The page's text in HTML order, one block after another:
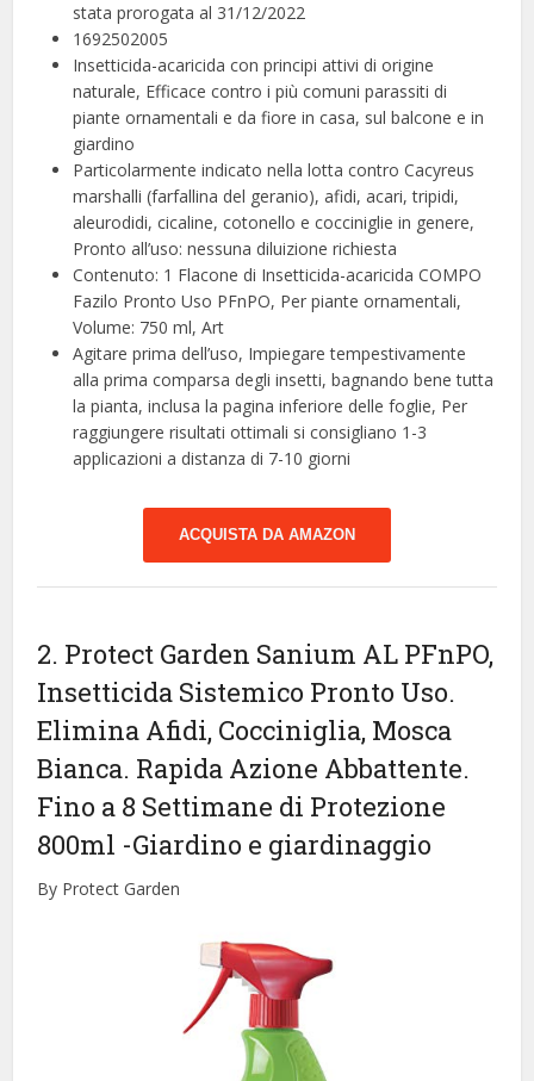
stata prorogata al 31/12/2022
1692502005
Insetticida-acaricida con principi attivi di origine
naturale, Efficace contro i più comuni parassiti di
piante ornamentali e da fiore in casa, sul balcone e in
giardino
Particolarmente indicato nella lotta contro Cacyreus
marshalli (farfallina del geranio), afidi, acari, tripidi,
aleurodidi, cicaline, cotonello e cocciniglie in genere,
Pronto all’uso: nessuna diluizione richiesta
Contenuto: 1 Flacone di Insetticida-acaricida COMPO
Fazilo Pronto Uso PFnPO, Per piante ornamentali,
Volume: 750 ml, Art
Agitare prima dell’uso, Impiegare tempestivamente
alla prima comparsa degli insetti, bagnando bene tutta
la pianta, inclusa la pagina inferiore delle foglie, Per
raggiungere risultati ottimali si consigliano 1-3
applicazioni a distanza di 7-10 giorni
ACQUISTA DA AMAZON
2. Protect Garden Sanium AL PFnPO,
Insetticida Sistemico Pronto Uso.
Elimina Afidi, Cocciniglia, Mosca
Bianca. Rapida Azione Abbattente.
Fino a 8 Settimane di Protezione
800ml -Giardino e giardinaggio
By Protect Garden